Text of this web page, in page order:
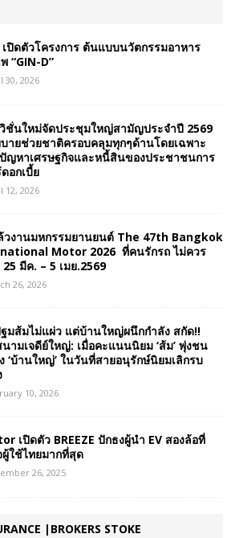
ปิดตัวโครงการ ต้นแบบนวัตกรรมอาหาร
“GIN-D”
30, 2026
ชั่นใหม่จัดประชุมใหญ่สามัญประจำปี 2569
ายช่วยชาติครอบคลุมทุกๆด้านโดยเฉพาะ
ญหาเศรษฐกิจและหนี้สินของประชาชนการ
อกเบี้ย
12, 2026
วงานมหกรรมยานยนต์ The 47th Bangkok
Motor 2026 ที่คนรักรถ ไม่ควร
มีค. – 5 เมย.2569
26, 2026
มส้มไม่แผ่ว แต่บ้านใหญ่ผนึกกำลัง สกัด!!
นามเจดีย์ใหญ่: เมื่อคะแนนนิยม ‘ส้ม’ พุ่งชน
‘บ้านใหญ่’ ในวันที่สายอนุรักษ์นิยมเลิกรบ
10, 2026
เปิดตัว BREEZE ปักธงผู้นำ EV สองล้อที่
ผู้ใช้ไทยมากที่สุด
26, 2025
|BROKERS STOKE